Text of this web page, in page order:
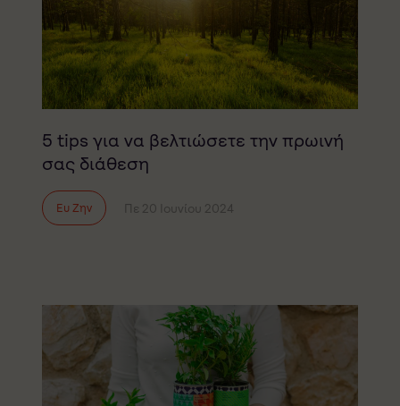
5 tips για να βελτιώσετε την πρωινή
σας διάθεση
Ευ Ζην Πε 20 Ιουνίου 2024